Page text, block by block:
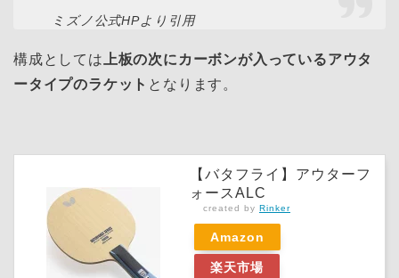
ミズノ公式HPより引用
構成としては
上板の次にカーボンが入っているアウタ
ータイプのラケット となります。
【バタフライ】アウターフ
ォースALC
created by Rinker
Amazon
楽天市場